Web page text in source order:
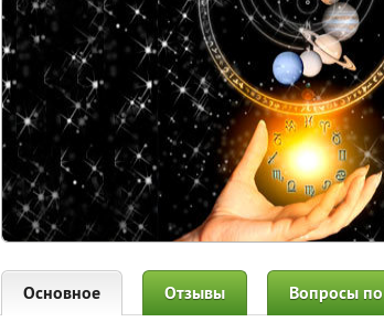
Основное Отзывы Вопросы